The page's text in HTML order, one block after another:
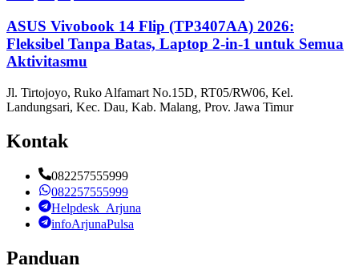
ASUS Vivobook 14 Flip (TP3407AA) 2026:
Fleksibel Tanpa Batas, Laptop 2-in-1 untuk Semua
Aktivitasmu
Jl. Tirtojoyo, Ruko Alfamart No.15D, RT05/RW06, Kel.
Landungsari, Kec. Dau, Kab. Malang, Prov. Jawa Timur
Kontak
082257555999
082257555999
Helpdesk_Arjuna
infoArjunaPulsa
Panduan